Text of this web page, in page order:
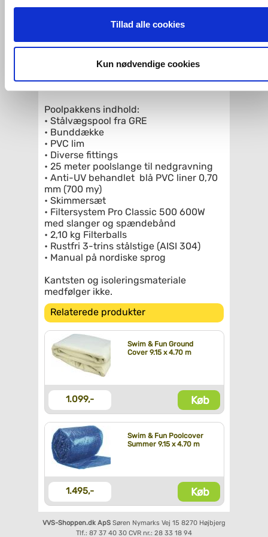
Hvis du accepterer alle cookies, så giver du samtykke til de
ovenfor nævnte formål med de pågældende cookies. Du har
og fra nedenfor. Til enhver tid er det ligeledes muligt, at
dit samtykke, hvis du måtte ønske det.
Du kan se mere om, hvordan vi behandler dine
personoplysninger, ved at klikke
Tillad alle cookies
Kun nødvendige cookies
fun.dk/index.php/da/fakta-om-
Pool specifikationer
Pool dimensioner: 8,0 x 4,0 m
Poolpakkens indhold:
• Stålvægspool fra GRE
• Bunddække
• PVC lim
• Diverse fittings
• 25 meter poolslange til nedgravning
• Anti-UV behandlet blå PVC liner 0,70
mm (700 my)
• Skimmersæt
• Filtersystem Pro Classic 500 600W
med slanger og spændebånd
• 2,10 kg Filterballs
• Rustfri 3-trins stålstige (AISI 304)
• Manual på nordiske sprog
Kantsten og isoleringsmateriale
medfølger ikke.
Relaterede produkter
Swim & Fun Ground
Cover 9.15 x 4.70 m
1.099,- Køb
Swim & Fun Poolcover
Summer 9.15 x 4.70 m
1.495,- Køb
VVS-Shoppen.dk ApS Søren Nymarks Vej 15 8270 Højbjerg
Tlf.: 87 37 40 30 CVR nr.: 28 33 18 94